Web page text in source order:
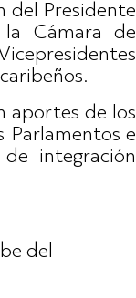
del Presidente
la Cámara de
aportes de los
Parlamentos e
integración